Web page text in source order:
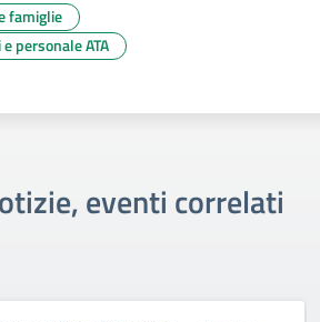
famiglie
personale ATA
eventi correlati